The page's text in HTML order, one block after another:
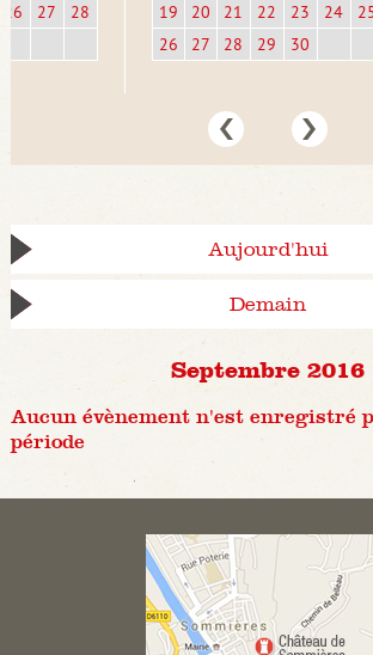
26
27 28
19
20 21 22 23 24
26
27 28 29 30
Aujourd'hui
Demain
Septembre 2016
Aucun évènement n'est enregistré
période